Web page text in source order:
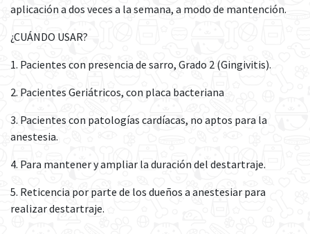
aplicación a dos veces a la semana, a modo de mantención.
¿CUÁNDO USAR?
1. Pacientes con presencia de sarro, Grado 2 (Gingivitis).
2. Pacientes Geriátricos, con placa bacteriana
3. Pacientes con patologías cardíacas, no aptos para la
anestesia.
4. Para mantener y ampliar la duración del destartraje.
5. Reticencia por parte de los dueños a anestesiar para
realizar destartraje.